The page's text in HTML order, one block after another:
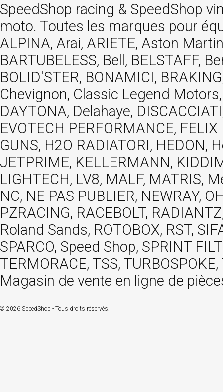
SpeedShop racing & SpeedShop
moto. Toutes les marques pour
ALPINA, Arai, ARIETE, Aston
BARTUBELESS, Bell, BELSTAFF,
BOLID'STER, BONAMICI,
Chevignon, Classic Legend
DAYTONA, Delahaye,
EVOTECH PERFORMANCE,
GUNS, H2O RADIATORI, HEDON,
JETPRIME, KELLERMANN,
LIGHTECH, LV8, MALF, MATRIS,
NC, NE PAS PUBLIER, NEWRAY,
PZRACING, RACEBOLT,
Roland Sands, ROTOBOX, RST,
SPARCO, Speed Shop, SPRINT
TERMORACE, TSS,
Magasin de vente en ligne de
© 2026 SpeedShop - Tous droits réservés.